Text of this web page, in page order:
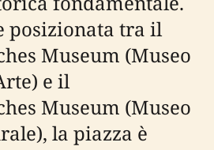
posizionata tra il
Museum (Museo
e il
Museum (Museo
la piazza è